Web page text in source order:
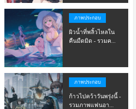
ภาพประกอบ
ผิวน้ำที่พลิ้วไหลใน
คืนมืดมิด - รวมค...
ภาพประกอบ
ก้าวไปคว้าวันพรุ่งนี้ -
รวมภาพแฟนอา...